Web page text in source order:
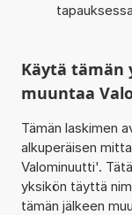
Käytä tämän
muuntaa
Tämän laskimen
alkuperäisen
Valominuutti'.
yksikön täyttä
tämän jälkeen